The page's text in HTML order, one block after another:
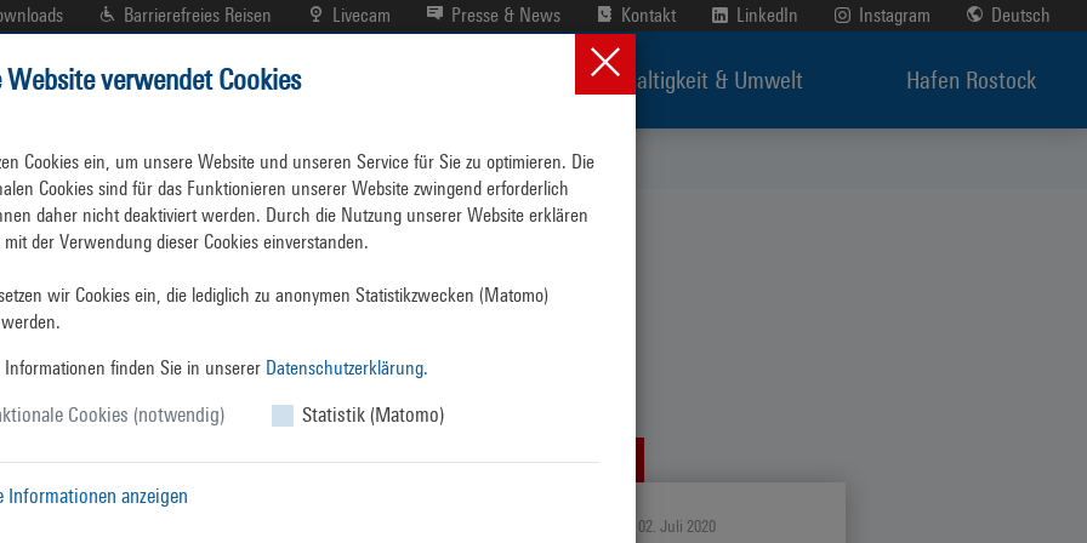
Pressemitteilungen
über den
PRESSE PRESSE
Donnerstag, 02. Juli 2020
Barrierefreies Reisen Livecam Presse & News Kontakt LinkedIn Instagram Deutsch
Hafenplan Branchenverzeichnis Nachhaltigkeit & Umwelt Hafen Rostock
Website verwendet Cookies
Cookies ein, um unsere Website und unseren Service für Sie zu optimieren. Die
Cookies sind für das Funktionieren unserer Website zwingend erforderlich
daher nicht deaktiviert werden. Durch die Nutzung unserer Website erklären
der Verwendung dieser Cookies einverstanden.
wir Cookies ein, die lediglich zu anonymen Statistikzwecken (Matomo)
Informationen finden Sie in unserer Datenschutzerklärung.
Cookies (notwendig) Statistik (Matomo)
Informationen anzeigen